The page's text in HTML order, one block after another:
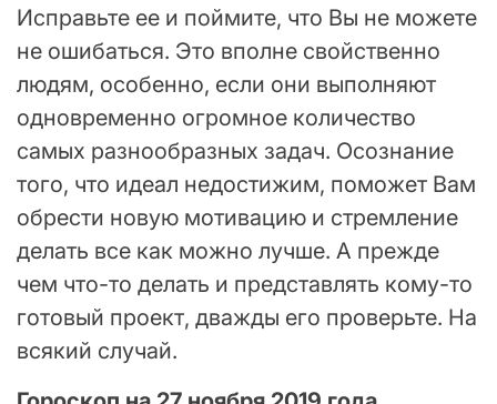
Исправьте ее и поймите, что Вы не можете
не ошибаться. Это вполне свойственно
людям, особенно, если они выполняют
одновременно огромное количество
самых разнообразных задач. Осознание
того, что идеал недостижим, поможет Вам
обрести новую мотивацию и стремление
делать все как можно лучше. А прежде
чем что-то делать и представлять кому-то
готовый проект, дважды его проверьте. На
всякий случай.